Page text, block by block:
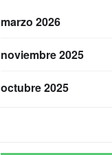
marzo 2026
noviembre 2025
octubre 2025